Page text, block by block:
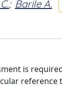
; Barile A.
is
reference